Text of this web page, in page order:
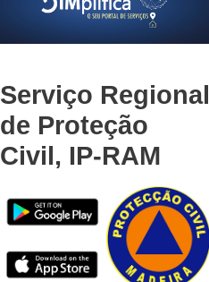
Serviço Regional
de Proteção
Civil, IP-RAM